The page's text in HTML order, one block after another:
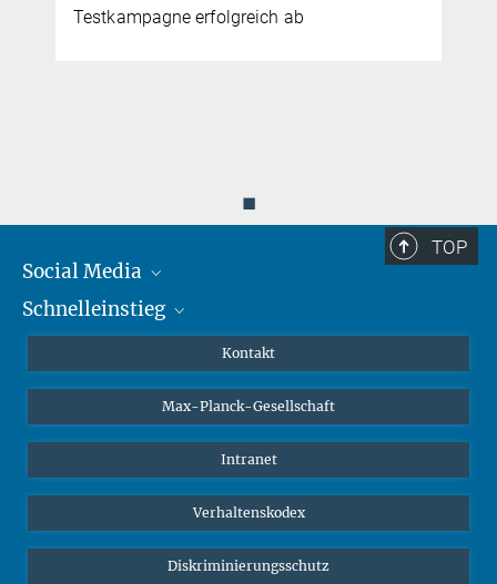
Testkampagne erfolgreich ab
◼
TOP
Social Media
Mastodon
Schnelleinstieg
Studierende
Schüler*innen
Öffentlichkeit
Alumnae | Alumni
Kontakt
Max-Planck-Gesellschaft
Intranet
Verhaltenskodex
Diskriminierungsschutz